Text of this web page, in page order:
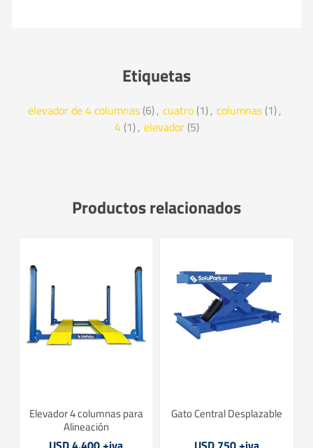
Etiquetas
elevador de 4 columnas (6), cuatro (1), columnas (1),
4 (1), elevador (5)
Productos relacionados
Elevador 4 columnas para
Alineación
Gato Central Desplazable